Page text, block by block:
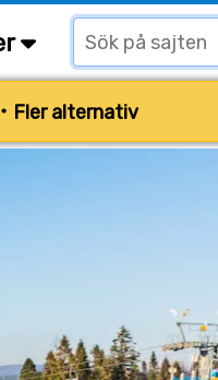
Fler alternativ